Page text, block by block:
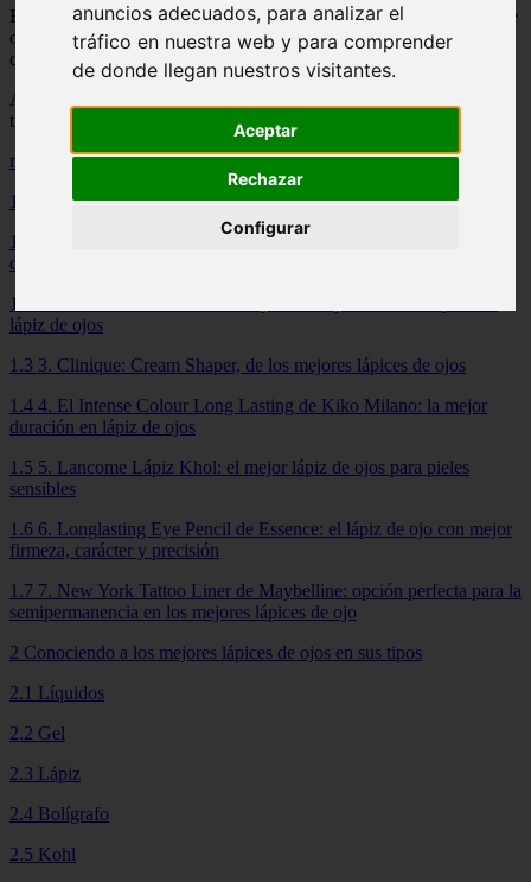
anuncios adecuados, para analizar el
tráfico en nuestra web y para comprender
de donde llegan nuestros visitantes.
Aceptar
Rechazar
Configurar
El nombre del juego es duración, por lo tanto, los mejores lápices de
ojo (o lápices de maquillaje) solo son tan buenos como el resultado
que resista el día.
Al final, de nada sirve que se vea bien tras aplicarlo, pero que
transcurrido poco tiempo el efecto esté perdido o deteriorado.
mostrar
1 Comparativas de los mejores lápices de ojos.
1.1 1. El mejor de los mejores lápices de ojo: Zuii organic, la cima
de la línea
1.2 2. Rimmel London Scandal Eyes: la mejor resistencia para un
lápiz de ojos
1.3 3. Clinique: Cream Shaper, de los mejores lápices de ojos
1.4 4. El Intense Colour Long Lasting de Kiko Milano: la mejor
duración en lápiz de ojos
1.5 5. Lancome Lápiz Khol: el mejor lápiz de ojos para pieles
sensibles
1.6 6. Longlasting Eye Pencil de Essence: el lápiz de ojo con mejor
firmeza, carácter y precisión
1.7 7. New York Tattoo Liner de Maybelline: opción perfecta para la
semipermanencia en los mejores lápices de ojo
2 Conociendo a los mejores lápices de ojos en sus tipos
2.1 Líquidos
2.2 Gel
2.3 Lápiz
2.4 Bolígrafo
2.5 Kohl